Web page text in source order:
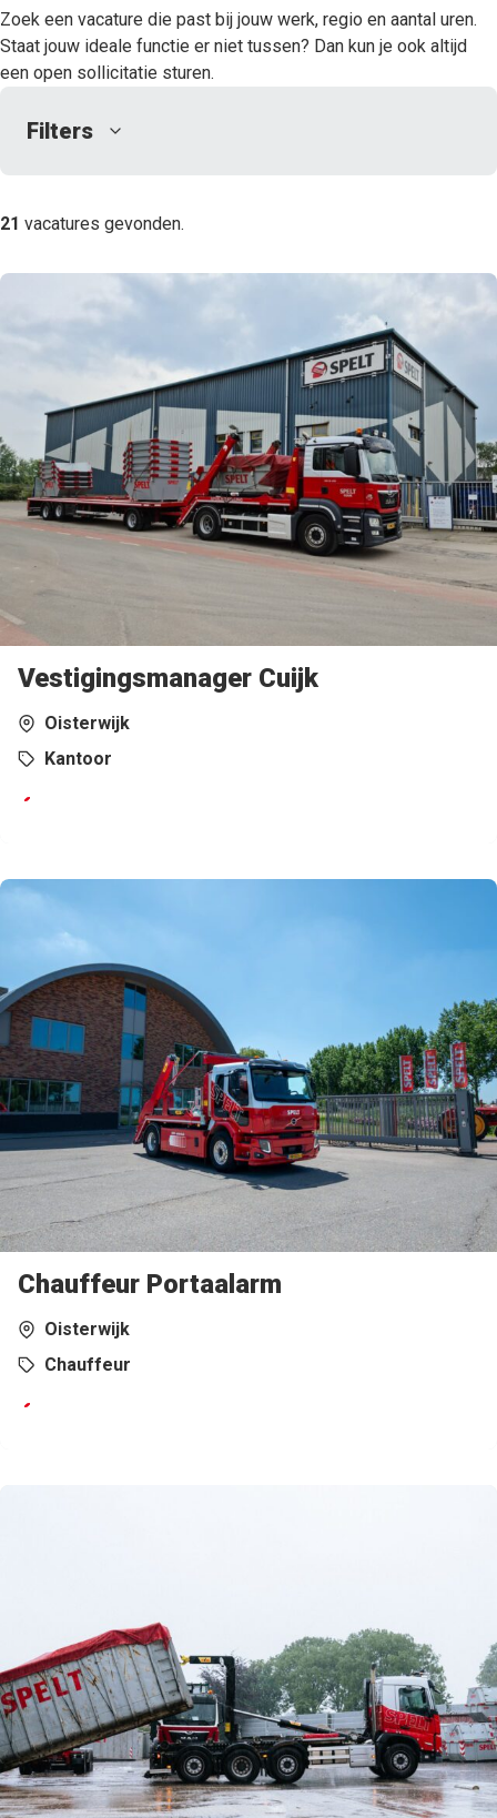
Zoek een vacature die past bij jouw werk, regio en aantal uren.
Staat jouw ideale functie er niet tussen? Dan kun je ook altijd
een open sollicitatie sturen.
Filters
21 vacatures gevonden.
Vestigingsmanager Cuijk
Oisterwijk
Kantoor
Chauffeur Portaalarm
Oisterwijk
Chauffeur